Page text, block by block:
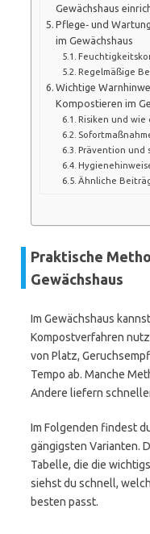
Gewächshaus
Pflege‑ und
im Gewächshaus
Regelmäßige
Wichtige
Kompostieren im
Risiken und wie
Prävention und
Ähnliche
Praktische
Gewächshaus
Im Gewächshaus
Kompostverfahren
von Platz,
Tempo ab. Manche
Andere liefern
Im Folgenden findest
gängigsten Varianten.
Tabelle, die die
siehst du schnell,
besten passt.